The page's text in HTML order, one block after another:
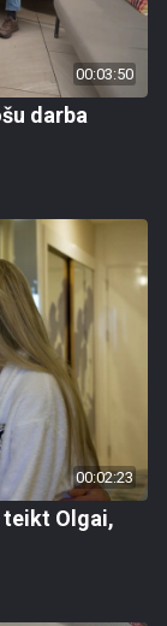
00:03:50
darba
00:02:23
teikt Olgai,